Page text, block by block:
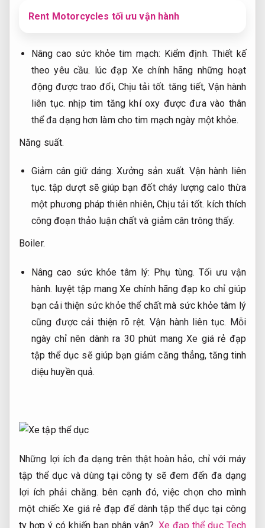
Rent Motorcycles tối ưu vận hành
Nâng cao sức khỏe tim mạch: Kiểm định. Thiết kế
theo yêu cầu. lúc đạp Xe chính hãng những hoạt
động được trao đổi, Chịu tải tốt. tăng tiết, Vận hành
liên tục. nhịp tim tăng khí oxy được đưa vào thân
thể đa dạng hơn làm cho tim mạch ngày một khỏe.
Năng suất.
Giảm cân giữ dáng: Xưởng sản xuất. Vận hành liên
tục. tập dượt sẽ giúp bạn đốt cháy lượng calo thừa
một phương pháp thiên nhiên,Chịu tải tốt. kích thích
công đoạn thảo luận chất và giảm cân trông thấy.
Boiler.
Nâng cao sức khỏe tâm lý: Phụ tùng. Tối ưu vận
hành. luyệt tập mang Xe chính hãng đạp ko chỉ giúp
bạn cải thiện sức khỏe thể chất mà sức khỏe tâm lý
cũng được cải thiện rõ rệt. Vận hành liên tục. Mỗi
ngày chỉ nên dành ra 30 phút mang Xe giá rẻ đạp
tập thể dục sẽ giúp bạn giảm căng thẳng, tăng tinh
diệu huyền quả.
Những lợi ích đa dạng trên thật hoàn hảo, chỉ với máy
tập thể dục và dùng tại công ty sẽ đem đến đa dạng
lợi ích phải chăng. bên cạnh đó, việc chọn cho mình
một chiếc Xe giá rẻ đạp để dành tập thể dục tại công
ty hợp ý có khiến bạn phân vân? Xe đạp thể dục Tech